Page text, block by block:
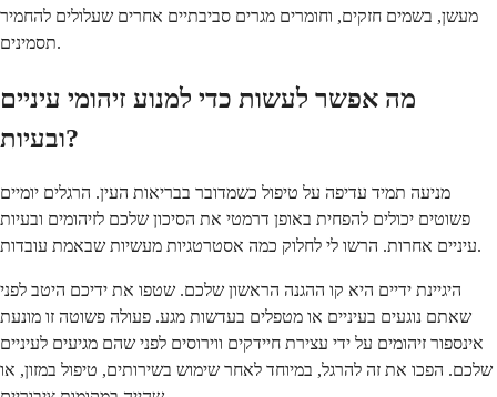
מעשן, בשמים חזקים, וחומרים מגרים סביבתיים אחרים שעלולים להחמיר
תסמינים.
מה אפשר לעשות כדי למנוע זיהומי עיניים
ובעיות?
מניעה תמיד עדיפה על טיפול כשמדובר בבריאות העין. הרגלים יומיים
פשוטים יכולים להפחית באופן דרמטי את הסיכון שלכם לזיהומים ובעיות
עיניים אחרות. הרשו לי לחלוק כמה אסטרטגיות מעשיות שבאמת עובדות.
היגיינת ידיים היא קו ההגנה הראשון שלכם. שטפו את ידיכם היטב לפני
שאתם נוגעים בעיניים או מטפלים בעדשות מגע. פעולה פשוטה זו מונעת
אינספור זיהומים על ידי עצירת חיידקים ווירוסים לפני שהם מגיעים לעיניים
שלכם. הפכו את זה להרגל, במיוחד לאחר שימוש בשירותים, טיפול במזון, או